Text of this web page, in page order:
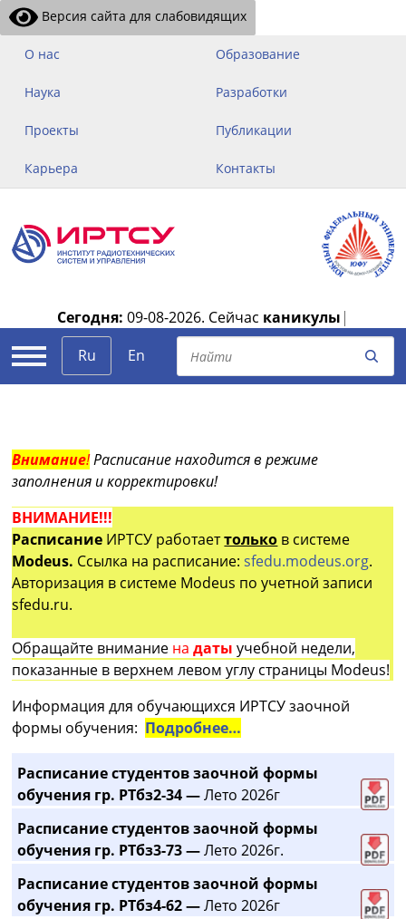
Версия сайта для слабовидящих
О нас Образование
Наука Разработки
Проекты Публикации
Карьера Контакты
Сегодня: 09-08-2026. Сейчас каникулы |
Ru
En
Внимание!Расписание находится в режиме
заполнения и корректировки!
ВНИМАНИЕ!!!
Расписание ИРТСУ работаеттолько в системе
Modeus. Ссылка на расписание:sfedu.modeus.org.
Авторизация в системе Modeus по учетной записи
sfedu.ru.
Обращайте внимание на датыучебной недели,
показанные в верхнем левом углу страницы Modeus!
Информация для обучающихся ИРТСУ заочной
формы обучения: Подробнее…
Расписание студентов заочной формы
обучения гр. РТбз2-34 —Лето 2026г
Расписание студентов заочной формы
обучения гр. РТбз3-73 —Лето 2026г.
Расписание студентов заочной формы
обучения гр. РТбз4-62 —Лето 2026г